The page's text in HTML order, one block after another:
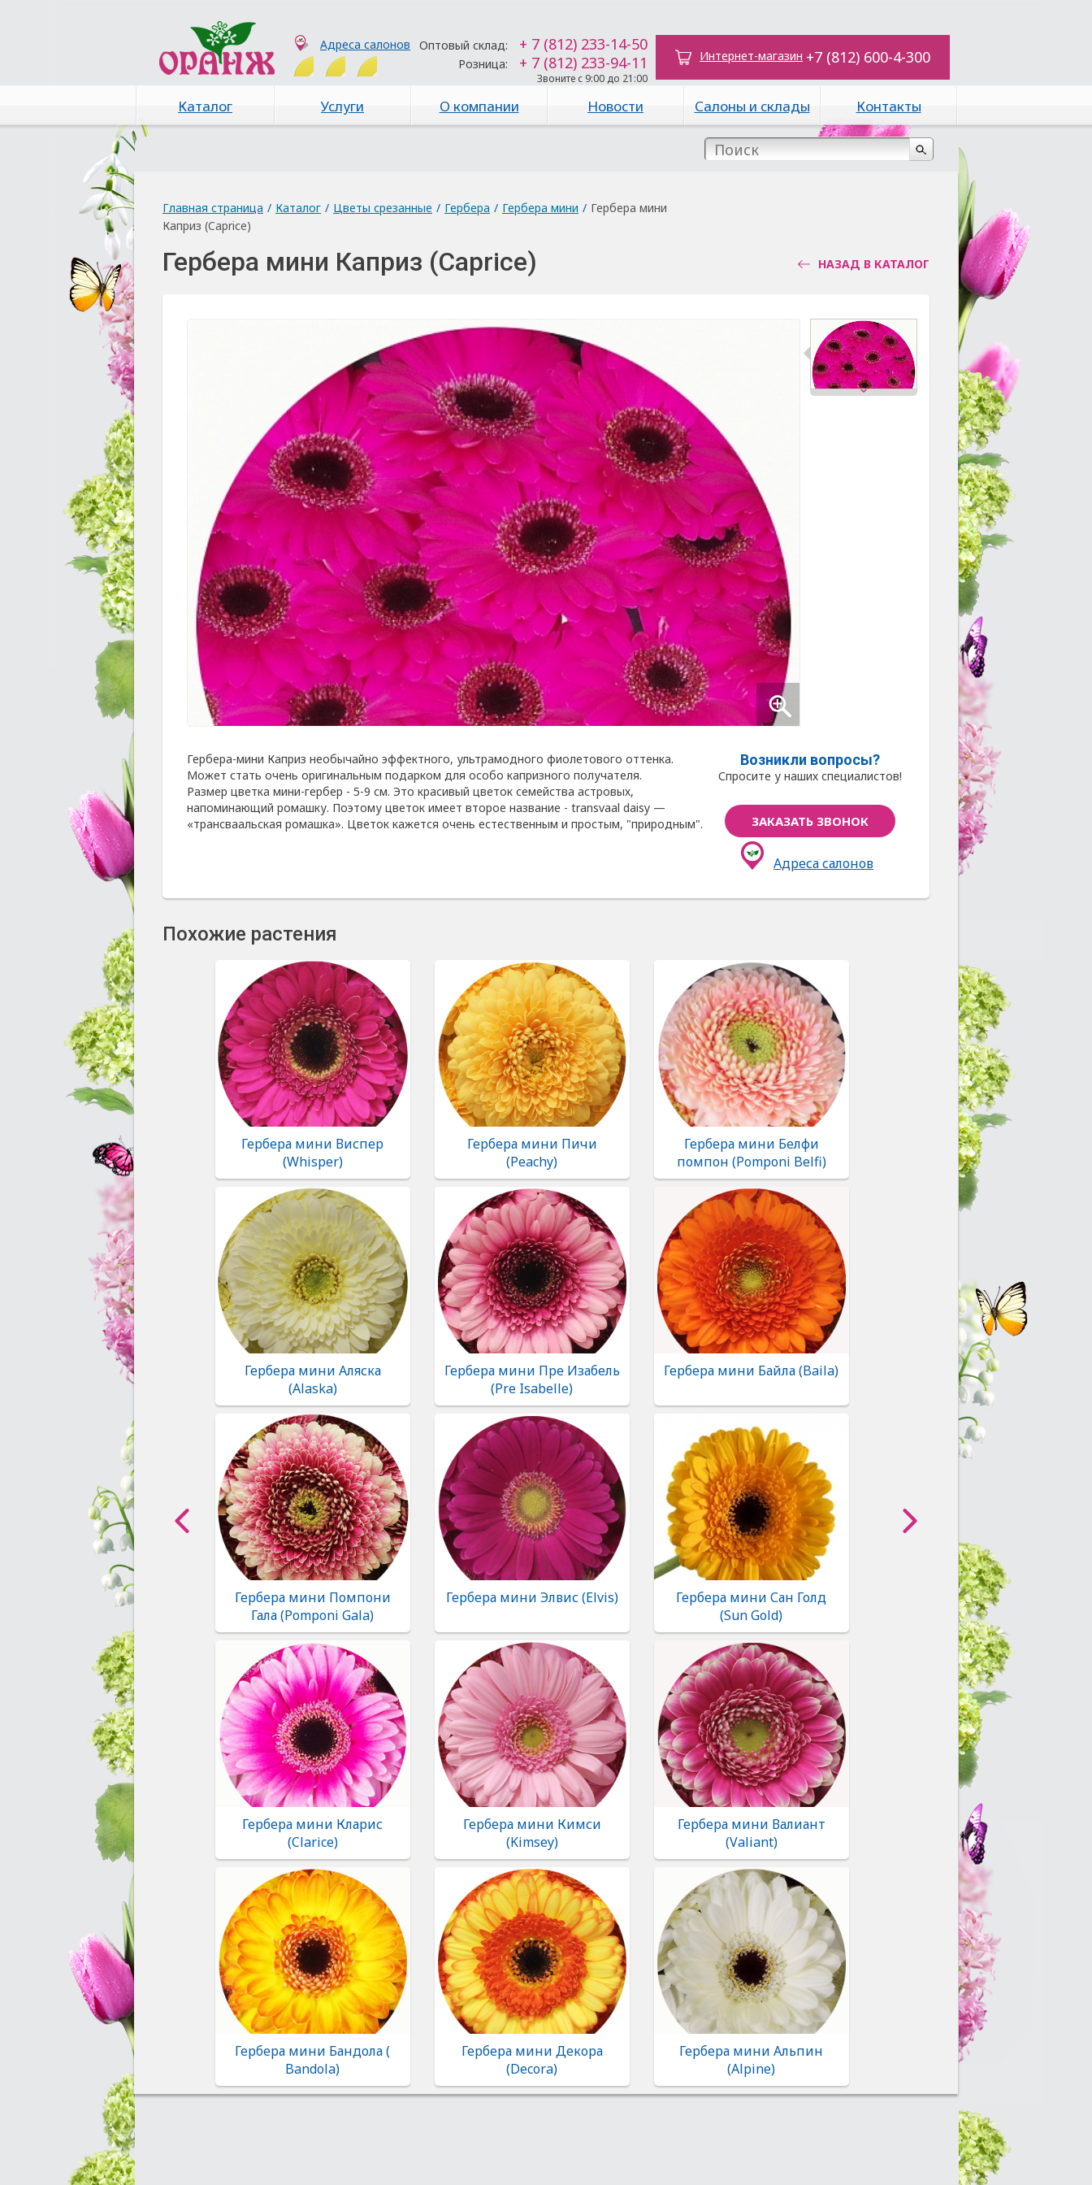
Адреса салонов Оптовый склад: + 7 (812) 233-14-50
Розница: + 7 (812) 233-94-11
Звоните с 9:00 до 21:00
Интернет-магазин +7 (812) 600-4-300
Каталог Услуги О компании Новости Салоны и склады Контакты
Главная страница / Каталог / Цветы срезанные / Гербера / Гербера мини / Гербера мини
Каприз (Caprice)
Гербера мини Каприз (Caprice) НАЗАД В КАТАЛОГ
Гербера-мини Каприз необычайно эффектного, ультрамодного фиолетового оттенка.
Может стать очень оригинальным подарком для особо капризного получателя.
Размер цветка мини-гербер - 5-9 см. Это красивый цветок семейства астровых,
напоминающий ромашку. Поэтому цветок имеет второе название - transvaal daisy —
«трансваальская ромашка». Цветок кажется очень естественным и простым, "природным".
Возникли вопросы?
Спросите у наших специалистов!
ЗАКАЗАТЬ ЗВОНОК
Адреса салонов
Похожие растения
Гербера мини Виспер
(Whisper)
Гербера мини Пичи
(Peachy)
Гербера мини Белфи
помпон (Pomponi Belfi)
Гербера мини Аляска
(Alaska)
Гербера мини Пре Изабель
(Pre Isabelle)
Гербера мини Байла (Baila)
Гербера мини Помпони
Гала (Pomponi Gala)
Гербера мини Элвис (Elvis)
Гербера мини Сан Голд
(Sun Gold)
Гербера мини Кларис
(Clarice)
Гербера мини Кимси
(Kimsey)
Гербера мини Валиант
(Valiant)
Гербера мини Бандола (
Bandola)
Гербера мини Декора
(Decora)
Гербера мини Альпин
(Alpine)